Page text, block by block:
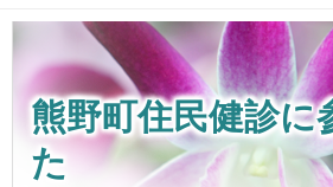
熊野町住民健診に
た